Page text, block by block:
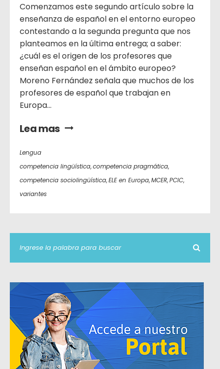
Comenzamos este segundo artículo sobre la
enseñanza de español en el entorno europeo
contestando a la segunda pregunta que nos
planteamos en la última entrega; a saber:
¿cuál es el origen de los profesores que
enseñan español en el ámbito europeo?
Moreno Fernández señala que muchos de los
profesores de español que trabajan en
Europa...
Lea mas
Lengua
competencia lingüística,competencia pragmática,
competencia sociolingüística,ELE en Europa,MCER,PCIC,
variantes